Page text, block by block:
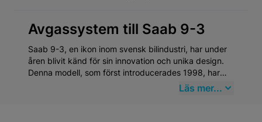
Avgassystem till Saab 9-3
Saab 9-3, en ikon inom svensk bilindustri, har under
åren blivit känd för sin innovation och unika design.
Denna modell, som först introducerades 1998, har
alltid stått för hög säkerhet och utmärkt kördynamik.
Läs mer...